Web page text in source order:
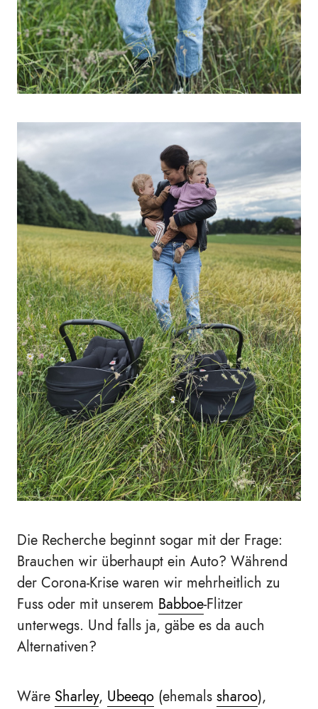
Die Recherche beginnt sogar mit der Frage:
Brauchen wir überhaupt ein Auto? Während
der Corona-Krise waren wir mehrheitlich zu
Fuss oder mit unserem Babboe-Flitzer
unterwegs. Und falls ja, gäbe es da auch
Alternativen?
Wäre Sharley, Ubeeqo (ehemals sharoo),